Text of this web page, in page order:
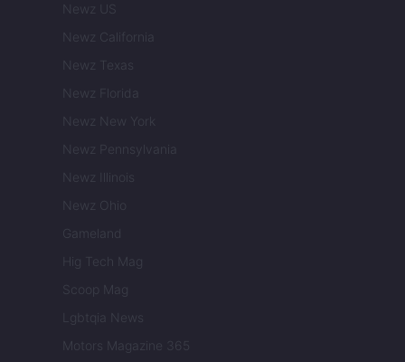
Newz US
Newz California
Newz Texas
Newz Florida
Newz New York
Newz Pennsylvania
Newz Illinois
Newz Ohio
Gameland
Hig Tech Mag
Scoop Mag
Lgbtqia News
Motors Magazine 365